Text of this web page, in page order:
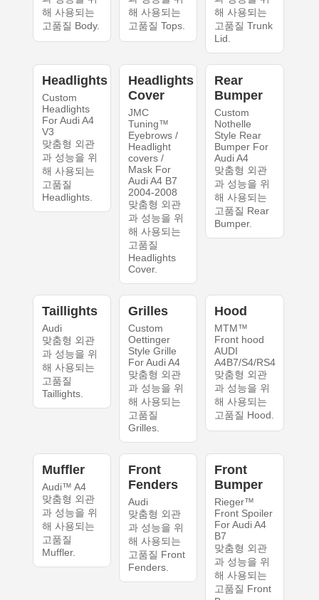
해 사용되는
고품질 Body.
해 사용되는
고품질 Tops.
해 사용되는
고품질 Trunk
Lid.
Headlights
Custom
Headlights
For Audi A4
V3
맞춤형 외관
과 성능을 위
해 사용되는
고품질
Headlights.
Headlights
Cover
JMC
Tuning™
Eyebrows /
Headlight
covers /
Mask For
Audi A4 B7
2004-2008
맞춤형 외관
과 성능을 위
해 사용되는
고품질
Headlights
Cover.
Rear
Bumper
Custom
Nothelle
Style Rear
Bumper For
Audi A4
맞춤형 외관
과 성능을 위
해 사용되는
고품질 Rear
Bumper.
Taillights
Audi
맞춤형 외관
과 성능을 위
해 사용되는
고품질
Taillights.
Grilles
Custom
Oettinger
Style Grille
For Audi A4
맞춤형 외관
과 성능을 위
해 사용되는
고품질
Grilles.
Hood
MTM™
Front hood
AUDI
A4B7/S4/RS4
맞춤형 외관
과 성능을 위
해 사용되는
고품질 Hood.
Muffler
Audi™ A4
맞춤형 외관
과 성능을 위
해 사용되는
고품질
Muffler.
Front
Fenders
Audi
맞춤형 외관
과 성능을 위
해 사용되는
고품질 Front
Fenders.
Front
Bumper
Rieger™
Front Spoiler
For Audi A4
B7
맞춤형 외관
과 성능을 위
해 사용되는
고품질 Front